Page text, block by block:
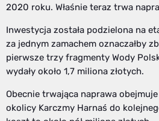
2020 roku. Właśnie teraz trwa
Inwestycja została podzielona na
za jednym zamachem oznaczałby
pierwsze trzy fragmenty Wody
wydały około 1,7 miliona złotych.
Obecnie trwająca naprawa
okolicy Karczmy Harnaś do